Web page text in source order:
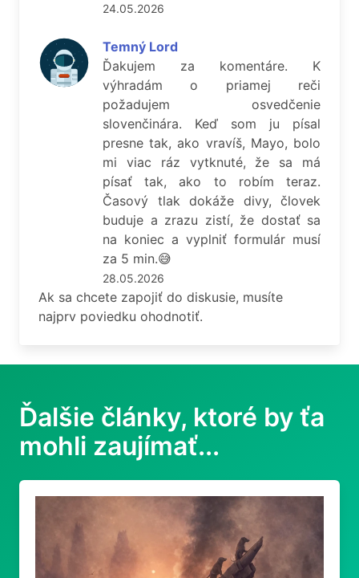
24.05.2026
Temný Lord
Ďakujem za komentáre. K
výhradám o priamej reči
požadujem osvedčenie
slovenčinára. Keď som ju písal
presne tak, ako vravíš, Mayo, bolo
mi viac ráz vytknuté, že sa má
písať tak, ako to robím teraz.
Časový tlak dokáže divy, človek
buduje a zrazu zistí, že dostať sa
na koniec a vyplniť formulár musí
za 5 min.😅
28.05.2026
Ak sa chcete zapojiť do diskusie, musíte
najprv poviedku ohodnotiť.
Ďalšie články, ktoré by ťa
mohli zaujímať...